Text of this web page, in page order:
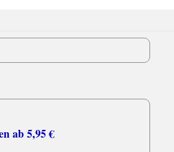
ab 5,95 €